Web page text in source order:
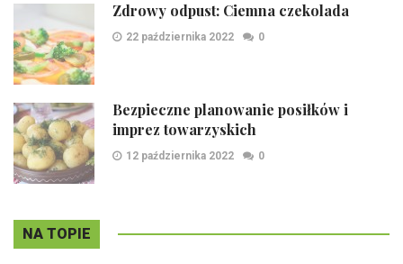
Zdrowy odpust: Ciemna czekolada
22 października 2022 0
Bezpieczne planowanie posiłków i
imprez towarzyskich
12 października 2022 0
NA TOPIE